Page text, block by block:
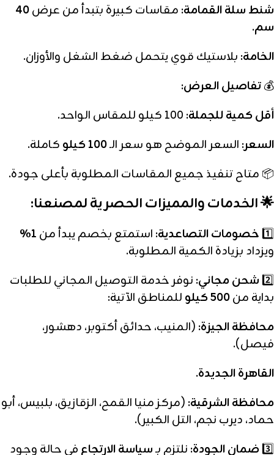
شنط سلة القمامة: مقاسات كبيرة بتبدأ من عرض40
سم.
الخامة: بلاستيك قوي يتحمل ضغط الشغل والأوزان.
💰تفاصيل العرض:
أقل كمية للجملة:
السعر: السعر الموضح هو سعر الـ100 كيلو
كاملة.
📦 متاح تنفيذ جميع المقاسات المطلوبة بأعلى جودة.
🌟 الخدمات والمميزات الحصرية لمصنعنا:
1️⃣ خصومات التصاعدية: استمتع بخصم يبدأ من 1%
ويزداد بزيادة الكمية المطلوبة.
2️⃣ شحن مجاني: نوفر خدمة التوصيل المجاني للطلبات
بداية من500 كيلو
للمناطق الآتية:
محافظة الجيزة: (المنيب، حدائق أكتوبر، دهشور،
فيصل).
القاهرة الجديدة.
محافظة الشرقية: (مركز منيا القمح، الزقازيق، بلبيس، أبو
حماد، ديرب نجم، التل الكبير).
3️⃣ضمان الجودة: نلتزم بـسياسة الارتجاع في حالة وجود